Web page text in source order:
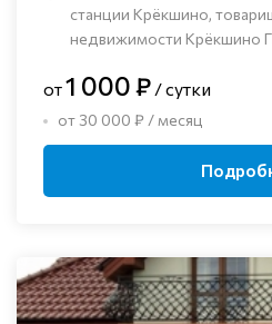
станции Крёкшино,
недвижимости Крёкшино
от1 000 ₽ / сутки
от 30 000 ₽ / месяц